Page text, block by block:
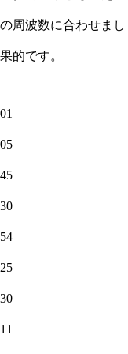
周波数に合わせま
的です。